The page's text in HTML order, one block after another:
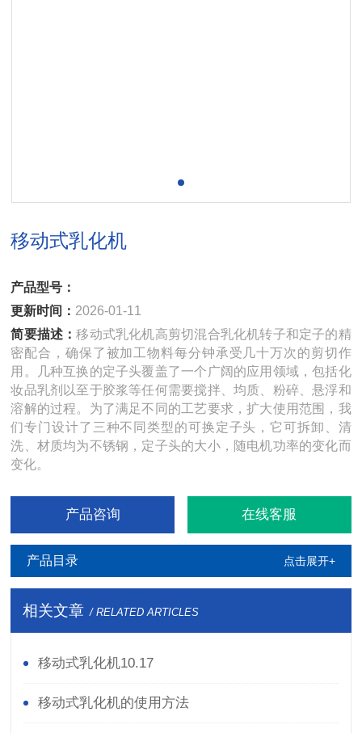
移动式乳化机
产品型号：
更新时间： 2026-01-11
简要描述：移动式乳化机高剪切混合乳化机转子和定子的精
密配合，确保了被加工物料每分钟承受几十万次的剪切作
用。几种互换的定子头覆盖了一个广阔的应用领域，包括化
妆品乳剂以至于胶浆等任何需要搅拌、均质、粉碎、悬浮和
溶解的过程。为了满足不同的工艺要求，扩大使用范围，我
们专门设计了三种不同类型的可换定子头，它可拆卸、清
洗、材质均为不锈钢，定子头的大小，随电机功率的变化而
变化。
产品咨询 在线客服
产品目录 点击展开+
相关文章 / RELATED ARTICLES
移动式乳化机10.17
移动式乳化机的使用方法